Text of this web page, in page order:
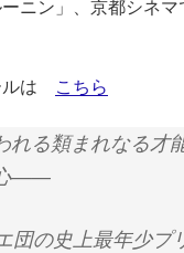
ニン」、京都シネ
ルは こちら
れる類まれなる才
心――
団の史上最年少プ